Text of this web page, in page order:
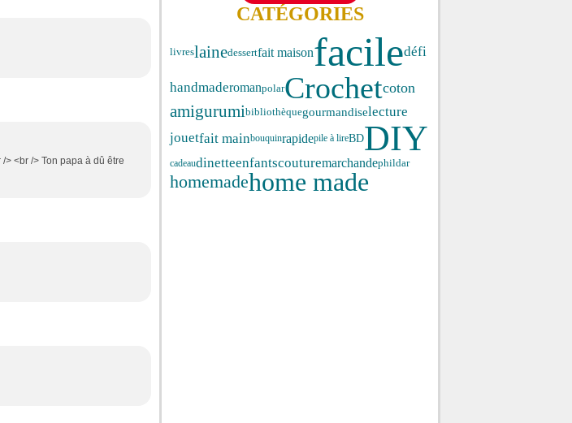
<br /> Ton papa à dû être
CATÉGORIES
livreslainedessertfait maisonfaciledéfi
handmaderomanpolarCrochetcoton
amigurumibibliothèquegourmandiselecture
jouetfait mainbouquinrapidepile à lireBDDIY
cadeaudinetteenfantscouturemarchandephildar
homemadehome made